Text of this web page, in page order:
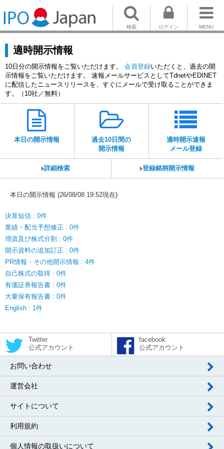
MENU
ログイン
検索
適時開示情報
10日分の開示情報をご覧いただけます。 会員登録いただくと、過去の開
示情報をご覧いただけます。 速報メールサービスとしてTdnetやEDINET
に配信したニュースリリースを、すぐにメールで受け取ることができま
す。（10社／無料）
本日の開示情報
過去10日間の
開示情報
適時開示速報
メール登録
詳細検索 登録銘柄開示情報
本日の開示情報 (26/08/08 19:52現在)
決算短信 : 0件
業績・配当予想修正 : 0件
増資及び株式分割 : 0件
開示資料の追加訂正 : 0件
PR情報・その他開示情報 : 4件
自己株式の取得 : 0件
有価証券報告書 : 0件
大量保有報告書 : 0件
English : 1件
Twitter
公式アカウント
facebook
公式アカウント
お問い合わせ
運営会社
サイトについて
利用規約
個人情報の取扱いについて